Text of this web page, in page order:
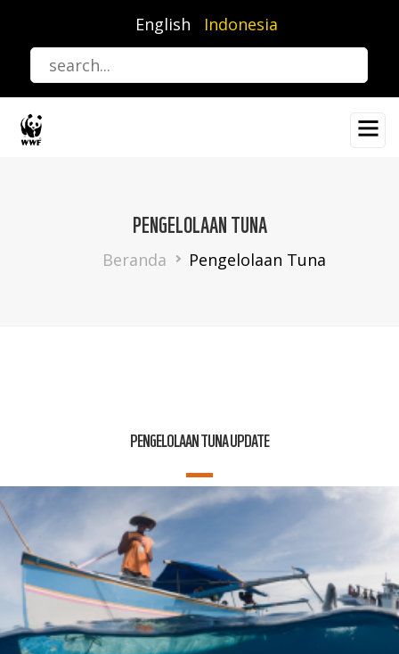
utama
English Indonesia
PENGELOLAAN TUNA
Breadcrumb
Beranda Pengelolaan Tuna
PENGELOLAAN TUNA UPDATE